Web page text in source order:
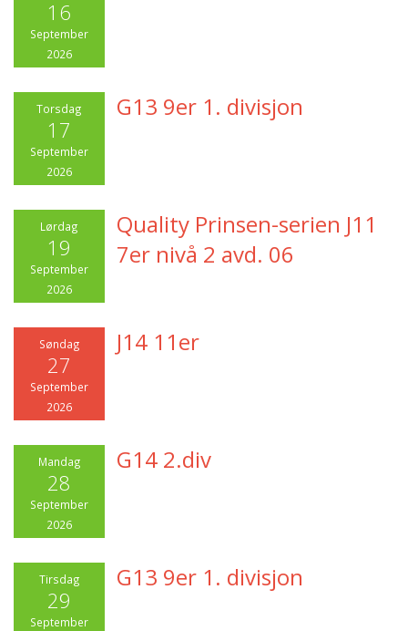
16
September
2026
Torsdag
17
September
2026
G13 9er 1. divisjon
Lørdag
19
September
2026
Quality Prinsen-serien J11
7er nivå 2 avd. 06
Søndag
27
September
2026
J14 11er
Mandag
28
September
2026
G14 2.div
Tirsdag
29
September
G13 9er 1. divisjon